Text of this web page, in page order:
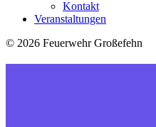
Kontakt
Veranstaltungen
© 2026 Feuerwehr Großefehn